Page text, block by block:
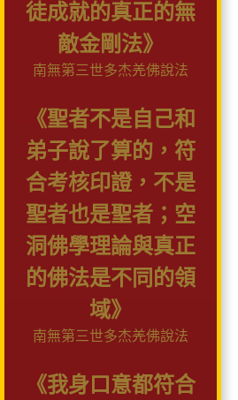
徒成就的真正的無
敵金剛法》
南無第三世多杰羌佛說法
《聖者不是自己和
弟子說了算的，符
合考核印證，不是
聖者也是聖者；空
洞佛學理論與真正
的佛法是不同的領
域》
南無第三世多杰羌佛說法
《我身口意都符合